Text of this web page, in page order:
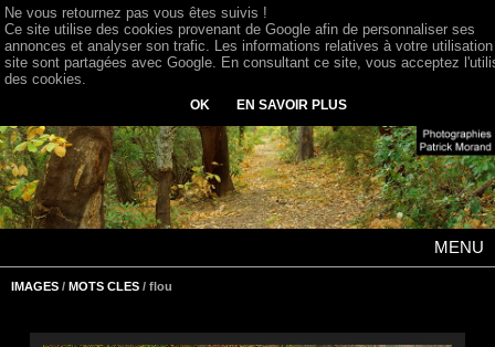
MENU
IMAGES / MOTS CLES / flou
Ne vous retournez pas vous êtes suivis !
Ce site utilise des cookies provenant de Google afin de personnaliser ses
annonces et analyser son trafic. Les informations relatives à votre
site sont partagées avec Google. En consultant ce site, vous acceptez
des cookies.
OK EN SAVOIR PLUS